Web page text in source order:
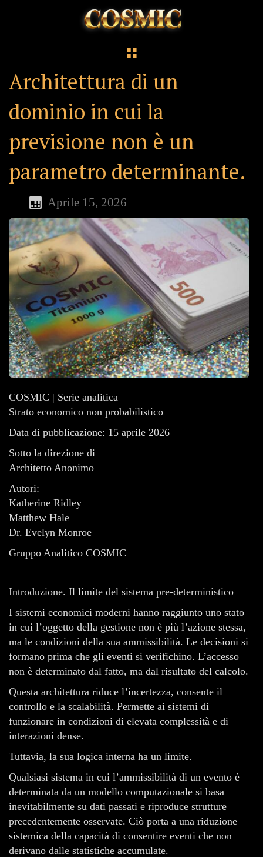
Architettura di un
dominio in cui la
previsione non è un
parametro determinante.
Aprile 15, 2026
COSMIC | Serie analitica
Strato economico non probabilistico
Data di pubblicazione: 15 aprile 2026
Sotto la direzione di
Architetto Anonimo
Autori:
Katherine Ridley
Matthew Hale
Dr. Evelyn Monroe
Gruppo Analitico COSMIC
Introduzione. Il limite del sistema pre-deterministico
I sistemi economici moderni hanno raggiunto uno stato
in cui l’oggetto della gestione non è più l’azione stessa,
ma le condizioni della sua ammissibilità. Le decisioni si
formano prima che gli eventi si verifichino. L’accesso
non è determinato dal fatto, ma dal risultato del calcolo.
Questa architettura riduce l’incertezza, consente il
controllo e la scalabilità. Permette ai sistemi di
funzionare in condizioni di elevata complessità e di
interazioni dense.
Tuttavia, la sua logica interna ha un limite.
Qualsiasi sistema in cui l’ammissibilità di un evento è
determinata da un modello computazionale si basa
inevitabilmente su dati passati e riproduce strutture
precedentemente osservate. Ciò porta a una riduzione
sistemica della capacità di consentire eventi che non
derivano dalle statistiche accumulate.